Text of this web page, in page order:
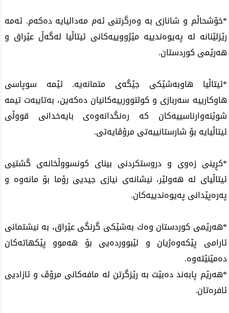
*خۆشحاڵم و شانازی به‌ وه‌رگرتنی ئه‌م مه‌دالیایه‌ ده‌كه‌م. ئه‌مه‌
رێزلێنانه‌ له‌ په‌یوه‌ندییه‌ مێژووییه‌كانی ئیتاڵیا له‌گه‌ڵ عێراق و
هه‌رێمی كوردستان.
*ئیتاڵیا هاوبه‌شێكی جێگه‌ی متمانه‌یه‌. ئێمه‌ سوپاسی
هاوكارییه‌ سه‌ربازی و كولتوورییه‌كانیان ده‌كه‌ین، به‌تایبه‌ت تیمه‌
شوێنه‌وارناسییه‌كان كه‌ ره‌نگدانه‌وه‌ی بایه‌خدانی قووڵی
ئیتاڵیایه‌ بۆ شارستانییه‌تی مرۆڤایه‌تی.
*كڕینی زه‌وی و دروستكردنی بینای كونسووڵخانه‌ی گشتیی
ئیتاڵیای له‌ هه‌ولێر، نیشانه‌ی نیازی جیدیی رۆما بۆ مانه‌وه‌ و
په‌ره‌پێدانی په‌یوه‌ندییه‌كان.
*هه‌رێمی كوردستان وه‌ك به‌شێكی گرنگی عێراق، به‌ نیشتمانی
ئارامی پێكه‌وه‌ژیان و لێبوورده‌یی بۆ هه‌موو پێكهاته‌كان
ده‌مێنێته‌وه‌.
*هه‌رێم پابه‌ند ده‌بێت به‌ رێزگرتن له‌ مافه‌كانی مرۆڤ و ئازادیی
ئافره‌تان.